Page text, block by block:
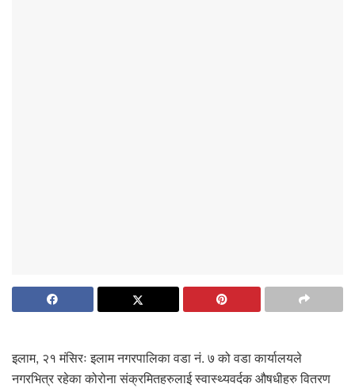
इलाम, २१ मंसिरः इलाम नगरपालिका वडा नं. ७ को वडा कार्यालयले
नगरभित्र रहेका कोरोना संक्रमितहरुलाई स्वास्थ्यवर्दक औषधीहरु वितरण